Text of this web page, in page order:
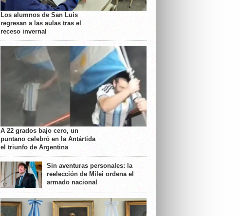
Los alumnos de San Luis
regresan a las aulas tras el
receso invernal
A 22 grados bajo cero, un
puntano celebró en la Antártida
el triunfo de Argentina
Sin aventuras personales: la
reelección de Milei ordena el
armado nacional